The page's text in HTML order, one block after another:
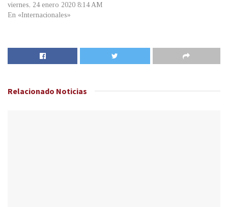
viernes, 24 enero 2020 8:14 AM
En «Internacionales»
Relacionado Noticias